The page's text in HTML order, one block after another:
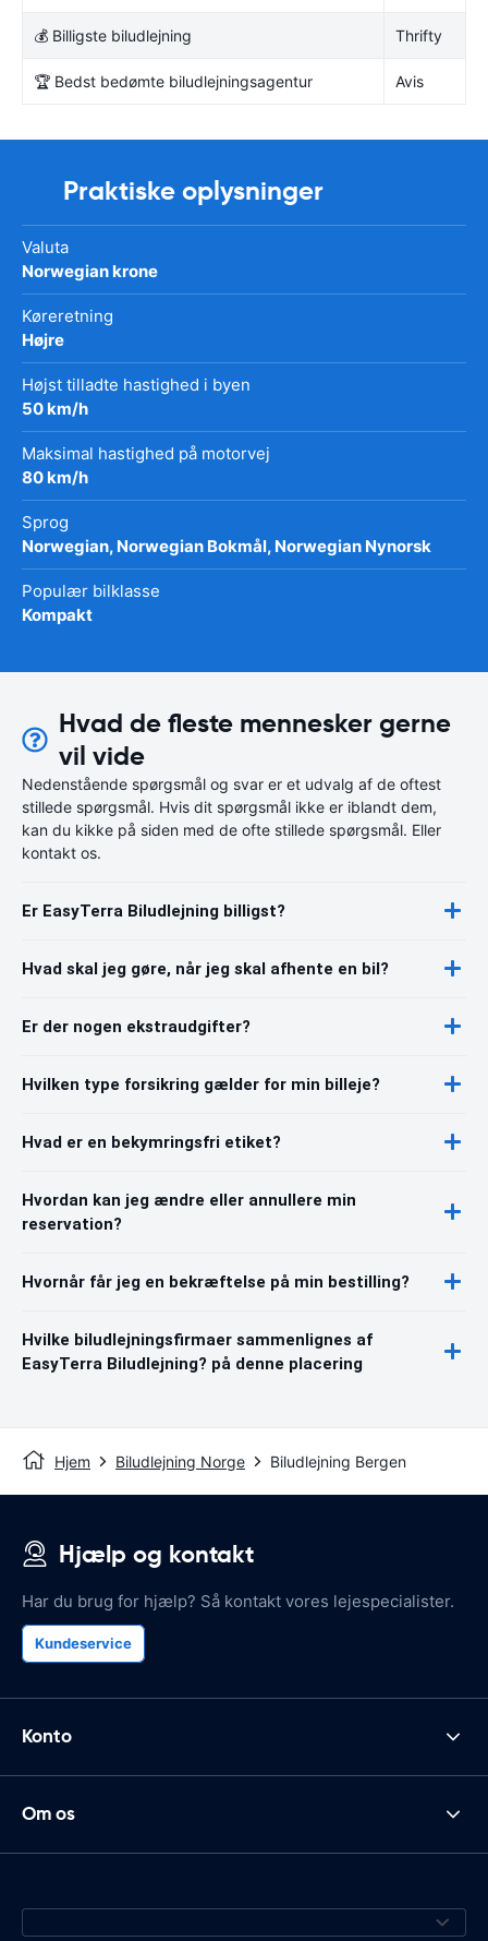
💰 Billigste biludlejning Thrifty
🏆 Bedst bedømte biludlejningsagentur Avis
Praktiske oplysninger
Valuta
Norwegian krone
Køreretning
Højre
Højst tilladte hastighed i byen
50 km/h
Maksimal hastighed på motorvej
80 km/h
Sprog
Norwegian, Norwegian Bokmål, Norwegian Nynorsk
Populær bilklasse
Kompakt
Hvad de fleste mennesker gerne
vil vide
Nedenstående spørgsmål og svar er et udvalg af de oftest
stillede spørgsmål. Hvis dit spørgsmål ikke er iblandt dem,
kan du kikke på siden med de ofte stillede spørgsmål. Eller
kontakt os.
Er EasyTerra Biludlejning billigst?
Hvad skal jeg gøre, når jeg skal afhente en bil?
Er der nogen ekstraudgifter?
Hvilken type forsikring gælder for min billeje?
Hvad er en bekymringsfri etiket?
Hvordan kan jeg ændre eller annullere min
reservation?
Hvornår får jeg en bekræftelse på min bestilling?
Hvilke biludlejningsfirmaer sammenlignes af
EasyTerra Biludlejning? på denne placering
Hjem Biludlejning Norge Biludlejning Bergen
Hjælp og kontakt
Har du brug for hjælp? Så kontakt vores lejespecialister.
Kundeservice
Konto
Om os